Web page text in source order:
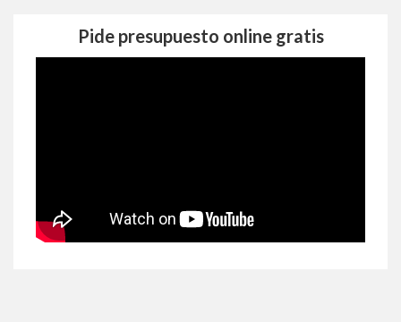
Pide presupuesto online gratis